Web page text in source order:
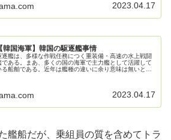
2023.04.17
【韓国海軍】韓国の駆逐艦事情
逐艦は、多様な作戦任務につく重装備・高速の水上戦闘
である。まあ、多くの国の海軍で主力艦として活躍して
る船舶である。近年は艦種の違いに余り意味は無いとい
2023.04.17
艦船だが、乗組員の質を含めてトラ